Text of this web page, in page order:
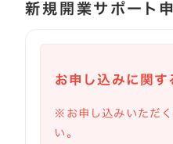
新規開業サポート
お申し込みに関す
※お申し込みいただ
い。